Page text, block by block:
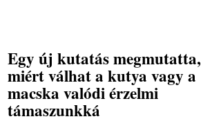
Egy új kutatás megmutatta,
miért válhat a kutya vagy a
macska valódi érzelmi
támaszunkká